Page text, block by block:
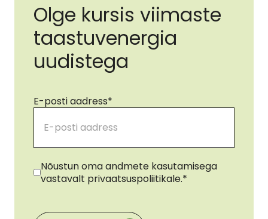
Olge kursis viimaste
taastuvenergia
uudistega
E-posti aadress*
Nõusolek*
Nõustun oma andmete kasutamisega
vastavalt privaatsuspoliitikale.*